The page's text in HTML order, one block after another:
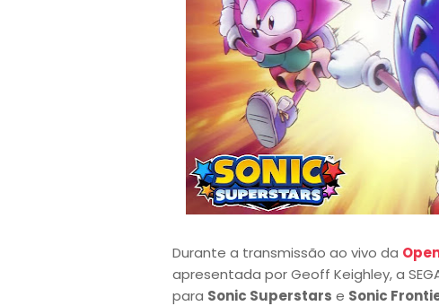
Durante a transmissão ao vivo da
apresentada por Geoff Keighley, a
para Sonic Superstars e Sonic